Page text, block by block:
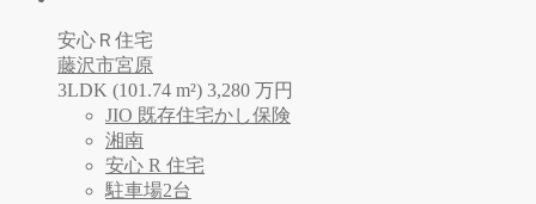
安心Ｒ住宅
藤沢市宮原
3LDK (101.74 m²) 3,280 万円
JIO 既存住宅かし保険
湘南
安心 R 住宅
駐車場2台